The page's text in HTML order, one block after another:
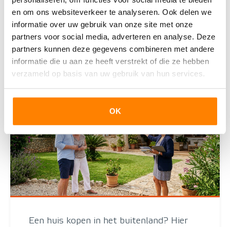
en om ons websiteverkeer te analyseren. Ook delen we
informatie over uw gebruik van onze site met onze
partners voor social media, adverteren en analyse. Deze
partners kunnen deze gegevens combineren met andere
informatie die u aan ze heeft verstrekt of die ze hebben
verzameld op basis van uw gebruik van hun services.
OK
afsta
Lees deze blog
Een huis kopen in het buitenland? Hier